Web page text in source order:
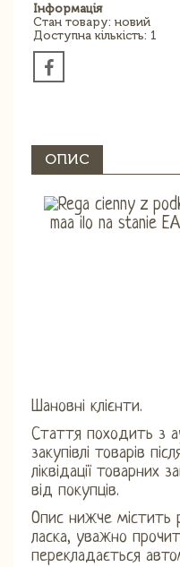
Інформація
Стан товару: новий
Доступна кількість: 1
ОПИС
Шановні клієнти.
Стаття походить з
закупівлі товарів
ліквідації товарних
від покупців.
Опис нижче містить
ласка, уважно
перекладається